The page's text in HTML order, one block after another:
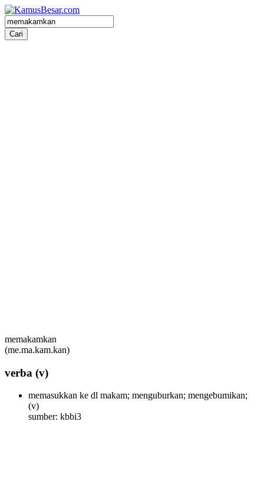
memakamkan
(me.ma.kam.kan)
verba (v)
memasukkan ke dl makam; menguburkan; mengebumikan;
(v)
sumber: kbbi3